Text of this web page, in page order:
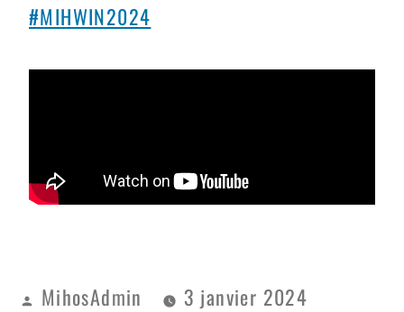
#MIHWIN2024
MihosAdmin
3 janvier 2024